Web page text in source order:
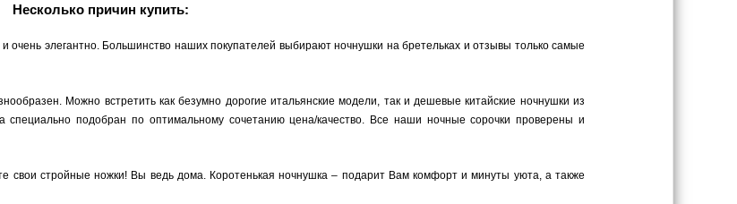
Несколько причин купить:
очень элегантно. Большинство наших покупателей выбирают ночнушки на бретельках и отзывы только самые
Можно встретить как безумно дорогие итальянские модели, так и дешевые китайские ночнушки из
специально подобран по оптимальному сочетанию цена/качество. Все наши ночные сорочки проверены и
свои стройные ножки! Вы ведь дома. Коротенькая ночнушка – подарит Вам комфорт и минуты уюта, а также